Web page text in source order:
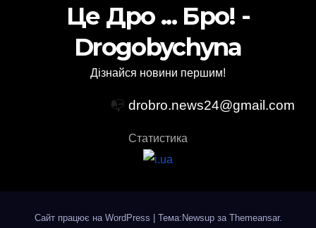
Це Дро ... Бро! -
Drogobychyna
Дізнайся новини першим!
📭 drobro.news24@gmail.com
Статистика
Сайт працює на WordPress Тема:Newsup за Themeansar.